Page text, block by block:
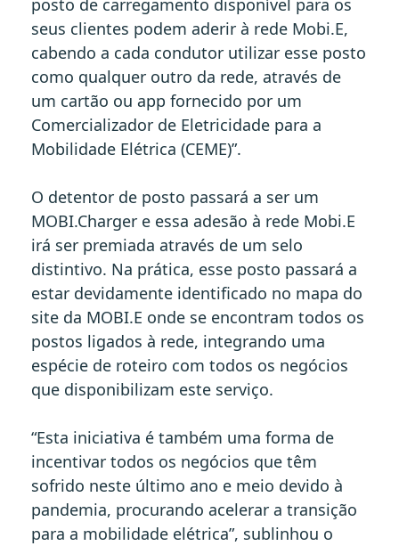
posto de carregamento disponível para os
seus clientes podem aderir à rede Mobi.E,
cabendo a cada condutor utilizar esse posto
como qualquer outro da rede, através de
um cartão ou app fornecido por um
Comercializador de Eletricidade para a
Mobilidade Elétrica (CEME)”.
O detentor de posto passará a ser um
MOBI.Charger e essa adesão à rede Mobi.E
irá ser premiada através de um selo
distintivo. Na prática, esse posto passará a
estar devidamente identificado no mapa do
site da MOBI.E onde se encontram todos os
postos ligados à rede, integrando uma
espécie de roteiro com todos os negócios
que disponibilizam este serviço.
“Esta iniciativa é também uma forma de
incentivar todos os negócios que têm
sofrido neste último ano e meio devido à
pandemia, procurando acelerar a transição
para a mobilidade elétrica”, sublinhou o